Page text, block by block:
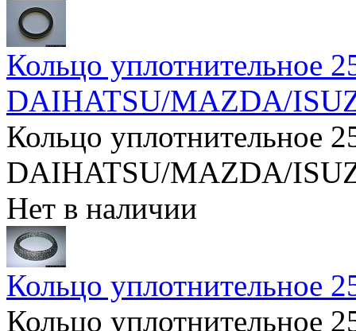
Кольцо уплотнительное
DAIHATSU/MAZDA/
Кольцо уплотнительное
DAIHATSU/MAZDA/
Нет в наличии
Кольцо уплотнительное
Кольцо уплотнительное